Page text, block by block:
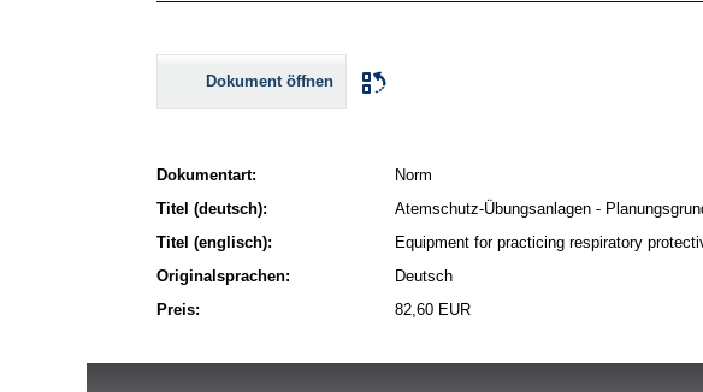
Dokument öffnen
Dokumentart:
Norm
Titel (deutsch):
Atemschutz-Übungsanlagen -
Titel (englisch):
Equipment for practicing respiratory
Originalsprachen:
Deutsch
Preis:
82,60 EUR